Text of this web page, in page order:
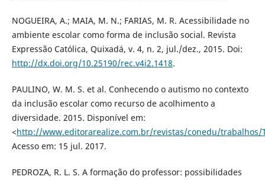
NOGUEIRA, A.; MAIA, M. N.; FARIAS, M. R. Acessibilidade no
ambiente escolar como forma de inclusão social. Revista
Expressão Católica, Quixadá, v. 4, n. 2, jul./dez., 2015. Doi:
http://dx.doi.org/10.25190/rec.v4i2.1418.
PAULINO, W. M. S. et al. Conhecendo o autismo no contexto
da inclusão escolar como recurso de acolhimento a
diversidade. 2015. Disponível em:
<http://www.editorarealize.com.br/revistas/conedu/trabalhos/
Acesso em: 15 jul. 2017.
PEDROZA, R. L. S. A formação do professor: possibilidades